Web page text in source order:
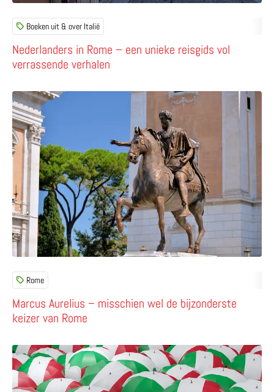
Nederlanders in Rome – een unieke reisgids vol
verrassende verhalen
Boeken uit & over Italië
Marcus Aurelius – misschien wel de bijzonderste
keizer van Rome
Rome
Lees meer over Marcus Aurelius – misschien wel de
Lees meer over Wat kun je in Rome doen als het regent?